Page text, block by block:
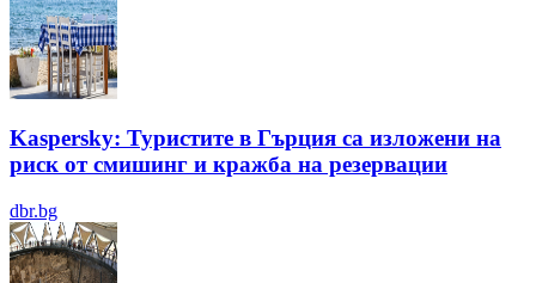
Kaspersky: Туристите в Гърция са изложени на
риск от смишинг и кражба на резервации
dbr.bg